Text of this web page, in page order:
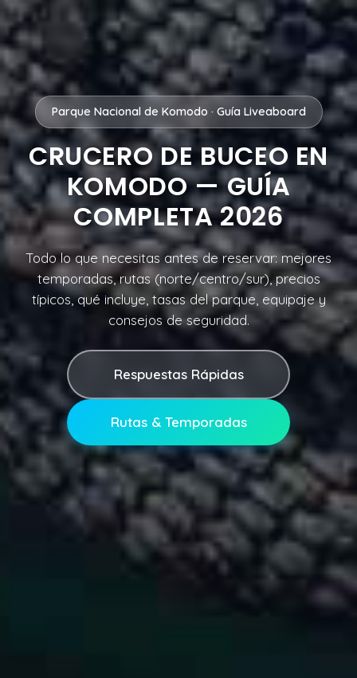
Parque Nacional de Komodo · Guía Liveaboard
CRUCERO DE BUCEO EN
KOMODO — GUÍA
COMPLETA 2026
Todo lo que necesitas antes de reservar: mejores
temporadas, rutas (norte/centro/sur), precios
típicos, qué incluye, tasas del parque, equipaje y
consejos de seguridad.
Respuestas Rápidas
Rutas & Temporadas